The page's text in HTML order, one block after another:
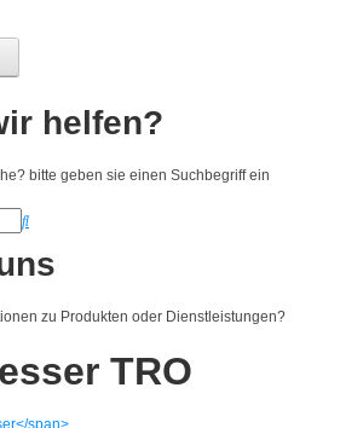
helfen?
bitte geben sie einen Suchbegriff ein
zu Produkten oder Dienstleistungen?
TRO